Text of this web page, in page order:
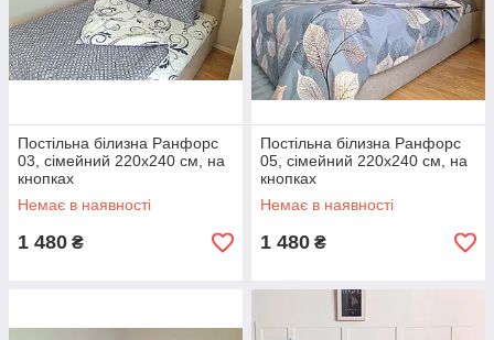
Постільна білизна Ранфорс
03, сімейний 220х240 см, на
кнопках
Немає в наявності
1 480 ₴
Постільна білизна Ранфорс
05, сімейний 220х240 см, на
кнопках
Немає в наявності
1 480 ₴